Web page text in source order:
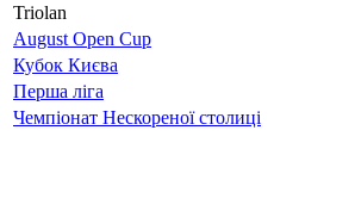
Triolan
August Open Cup
Кубок Києва
Перша ліга
Чемпіонат Нескореної столиці